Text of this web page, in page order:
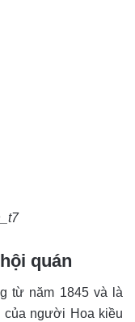
quán
từ năm 1845 và là
của người Hoa kiều